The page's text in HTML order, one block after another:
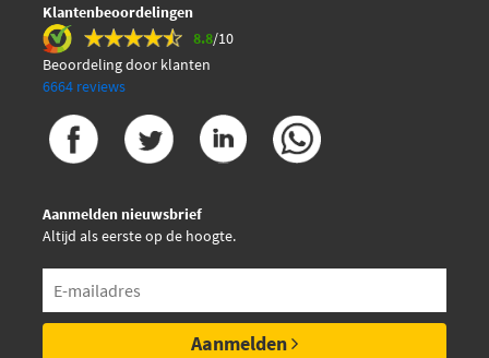
Klantenbeoordelingen
8.8/10
Beoordeling door klanten
6664 reviews
Aanmelden nieuwsbrief
Altijd als eerste op de hoogte.
Aanmelden